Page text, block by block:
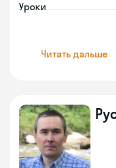
Уроки
Читать дальше